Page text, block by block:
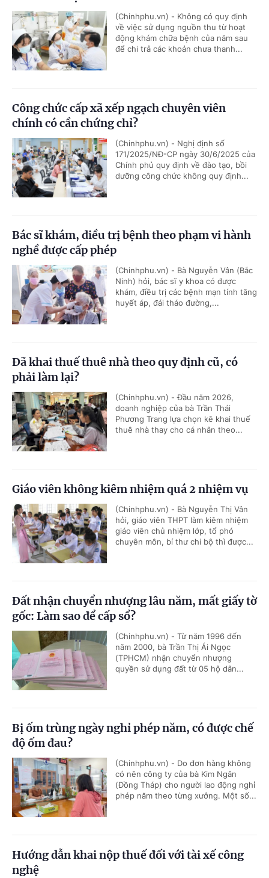
(Chinhphu.vn) - Không có quy định
về việc sử dụng nguồn thu từ hoạt
động khám chữa bệnh của năm sau
để chi trả các khoản chưa thanh...
Công chức cấp xã xếp ngạch chuyên viên
chính có cần chứng chỉ?
(Chinhphu.vn) - Nghị định số
171/2025/NĐ-CP ngày 30/6/2025 của
Chính phủ quy định về đào tạo, bồi
dưỡng công chức không quy định...
Bác sĩ khám, điều trị bệnh theo phạm vi hành
nghề được cấp phép
(Chinhphu.vn) - Bà Nguyễn Vân (Bắc
Ninh) hỏi, bác sĩ y khoa có được
khám, điều trị các bệnh mạn tính tăng
huyết áp, đái tháo đường,...
Đã khai thuế thuê nhà theo quy định cũ, có
phải làm lại?
(Chinhphu.vn) - Đầu năm 2026,
doanh nghiệp của bà Trần Thái
Phương Trang lựa chọn kê khai thuế
thuê nhà thay cho cá nhân theo...
Giáo viên không kiêm nhiệm quá 2 nhiệm vụ
(Chinhphu.vn) - Bà Nguyễn Thị Vân
hỏi, giáo viên THPT làm kiêm nhiệm
giáo viên chủ nhiệm lớp, tổ phó
chuyên môn, bí thư chi bộ thì được...
Đất nhận chuyển nhượng lâu năm, mất giấy tờ
gốc: Làm sao để cấp sổ?
(Chinhphu.vn) - Từ năm 1996 đến
năm 2000, bà Trần Thị Ái Ngọc
(TPHCM) nhận chuyển nhượng
quyền sử dụng đất từ 05 hộ dân...
Bị ốm trùng ngày nghỉ phép năm, có được chế
độ ốm đau?
(Chinhphu.vn) - Do đơn hàng không
có nên công ty của bà Kim Ngân
(Đồng Tháp) cho người lao động nghỉ
phép năm theo từng xưởng. Một số...
Hướng dẫn khai nộp thuế đối với tài xế công
nghệ